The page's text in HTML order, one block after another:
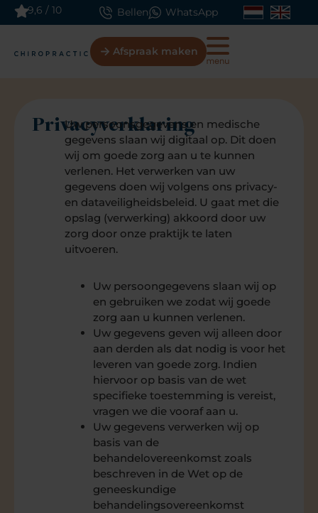
9,6 / 10 Bellen WhatsApp
Afspraak maken
Privacyverklaring
Uw persoonsgegevens en medische
gegevens slaan wij digitaal op. Dit doen
wij om goede zorg aan u te kunnen
verlenen. Het verwerken van uw
gegevens doen wij volgens ons privacy-
en dataveiligheidsbeleid. U gaat met die
opslag (verwerking) akkoord door uw
zorg door onze praktijk te laten
uitvoeren.
Uw persoongegevens slaan wij op
en gebruiken we zodat wij goede
zorg aan u kunnen verlenen.
Uw gegevens geven wij alleen door
aan derden als dat nodig is voor het
leveren van goede zorg. Indien
hiervoor op basis van de wet
specifieke toestemming is vereist,
vragen we die vooraf aan u.
Uw gegevens verwerken wij op
basis van de
behandelovereenkomst zoals
beschreven in de Wet op de
geneeskundige
behandelingsovereenkomst